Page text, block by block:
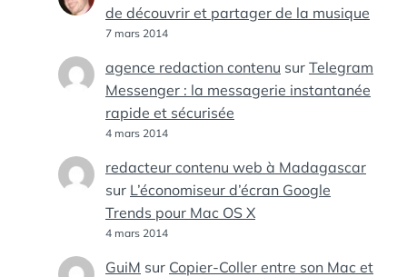
de découvrir et partager de la musique
7 mars 2014
agence redaction contenu sur Telegram
Messenger : la messagerie instantanée
rapide et sécurisée
4 mars 2014
redacteur contenu web à Madagascar
sur L’économiseur d’écran Google
Trends pour Mac OS X
4 mars 2014
GuiM sur Copier-Coller entre son Mac et